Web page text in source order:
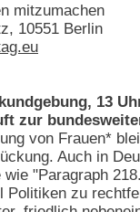
mitzumachen
10551 Berlin
13
zur
von Frauen*
Auch in
"Paragraph
zu